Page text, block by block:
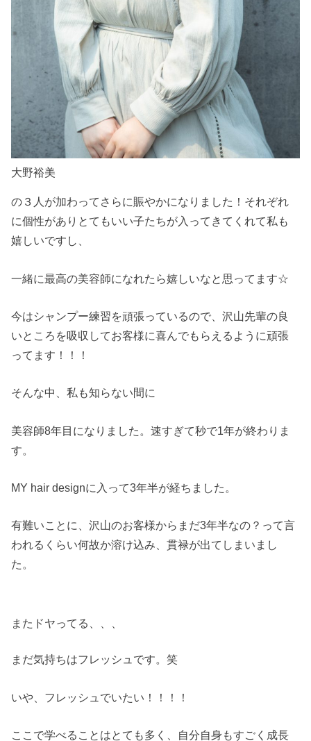
大野裕美
の３人が加わってさらに賑やかになりました！それぞれ
に個性がありとてもいい子たちが入ってきてくれて私も
嬉しいですし、
一緒に最高の美容師になれたら嬉しいなと思ってます☆
今はシャンプー練習を頑張っているので、沢山先輩の良
いところを吸収してお客様に喜んでもらえるように頑張
ってます！！！
そんな中、私も知らない間に
美容師8年目になりました。速すぎて秒で1年が終わりま
す。
MY hair designに入って3年半が経ちました。
有難いことに、沢山のお客様からまだ3年半なの？って言
われるくらい何故か溶け込み、貫禄が出てしまいまし
た。
またドヤってる、、、
まだ気持ちはフレッシュです。笑
いや、フレッシュでいたい！！！！
ここで学べることはとても多く、自分自身もすごく成長